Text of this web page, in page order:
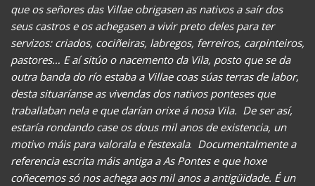
que os señores das Villae obrigasen as nativos a saír dos
seus castros e os achegasen a vivir preto deles para ter
servizos: criados, cociñeiras, labregos, ferreiros, carpinteiros,
pastores… E aí sitúo o nacemento da Vila, posto que se da
outra banda do río estaba a Villae coas súas terras de labor,
desta situaríanse as vivendas dos nativos ponteses que
traballaban nela e que darían orixe á nosa Vila. De ser así,
estaría rondando case os dous mil anos de existencia, un
motivo máis para valorala e festexala. Documentalmente a
referencia escrita máis antiga a As Pontes e que hoxe
coñecemos só nos achega aos mil anos a antigüidade. É un